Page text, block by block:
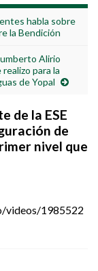
habla sobre
la Bendición
Alirio
para la
de Yopal
de la ESE
de
nivel que
videos/1985522